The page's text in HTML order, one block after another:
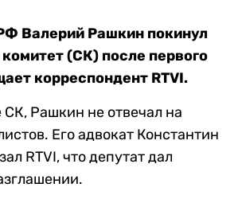
Валерий Рашкин покинул
(СК) после первого
корреспондент RTVI.
Рашкин не отвечал на
Его адвокат Константин
RTVI, что депутат дал